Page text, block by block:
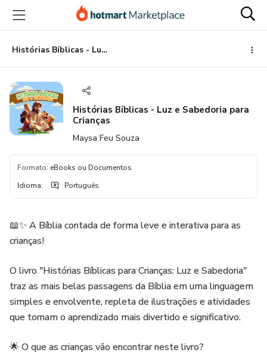
para
conteúdo
principal
para
pagamento
para
rodapé
Histórias Bíblicas - Luz e Sabedoria para Crianças
Histórias Bíblicas - Luz e Sabedoria para
Crianças
Maysa Feu Souza
Formato: eBooks ou Documentos
Idioma: Português
📖✨ A Bíblia contada de forma leve e interativa para as
crianças!
O livro "Histórias Bíblicas para Crianças: Luz e Sabedoria"
traz as mais belas passagens da Bíblia em uma linguagem
simples e envolvente, repleta de ilustrações e atividades
que tornam o aprendizado mais divertido e significativo.
🌟 O que as crianças vão encontrar neste livro?